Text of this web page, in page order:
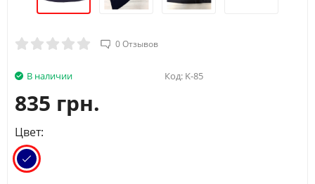
0 Отзывов
В наличии Код: K-85
835 грн.
Цвет: